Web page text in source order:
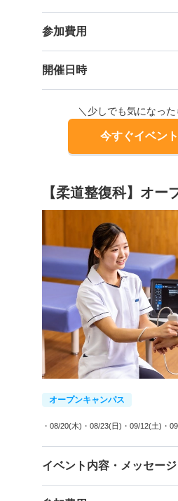
参加費用
開催日時
＼少しでも気になっ
今すぐイベン
【柔道整復科】オー
オープンキャンパス
・08/20(木) ・08/23(日) ・09/12(土) ・
イベント内容・メッセージ